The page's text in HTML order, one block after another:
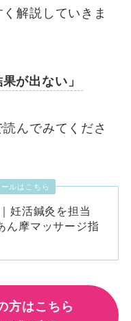
解説していきま
が出ない」
んでみてくださ
ルはこちら
妊活鍼灸を担当
ん摩マッサージ指
方はこちら